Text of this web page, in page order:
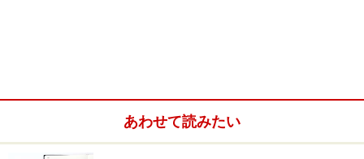
あわせて読みたい